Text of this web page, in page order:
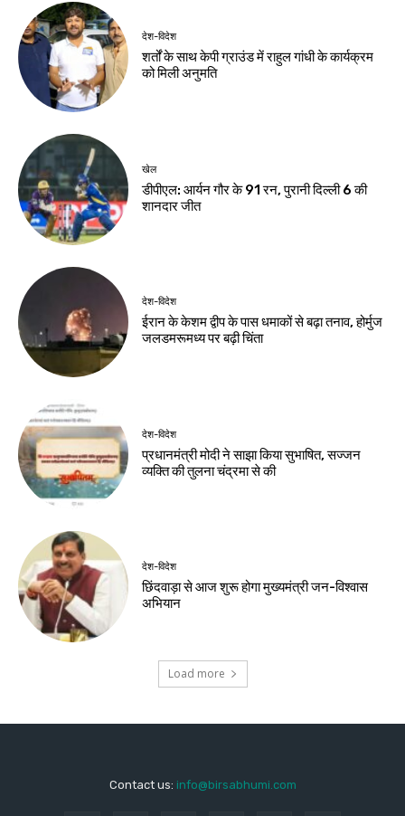
देश-विदेश
शर्तों के साथ केपी ग्राउंड में राहुल गांधी के कार्यक्रम
को मिली अनुमति
खेल
डीपीएल: आर्यन गौर के 91 रन, पुरानी दिल्ली 6 की
शानदार जीत
देश-विदेश
ईरान के केशम द्वीप के पास धमाकों से बढ़ा तनाव, होर्मुज
जलडमरूमध्य पर बढ़ी चिंता
देश-विदेश
प्रधानमंत्री मोदी ने साझा किया सुभाषित, सज्जन
व्यक्ति की तुलना चंद्रमा से की
देश-विदेश
छिंदवाड़ा से आज शुरू होगा मुख्यमंत्री जन-विश्वास
अभियान
Load more
Contact us: info@birsabhumi.com